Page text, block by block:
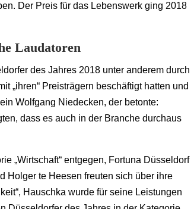
Der Preis für das Lebenswerk ging 2018
Laudatoren
des Jahres 2018 unter anderem durch
„ihren“ Preisträgern beschäftigt hatten und
Wolfgang Niedecken, der betonte:
dass es auch in der Branche durchaus
„Wirtschaft“ entgegen, Fortuna Düsseldorf
Holger te Heesen freuten sich über ihre
Hauschka wurde für seine Leistungen